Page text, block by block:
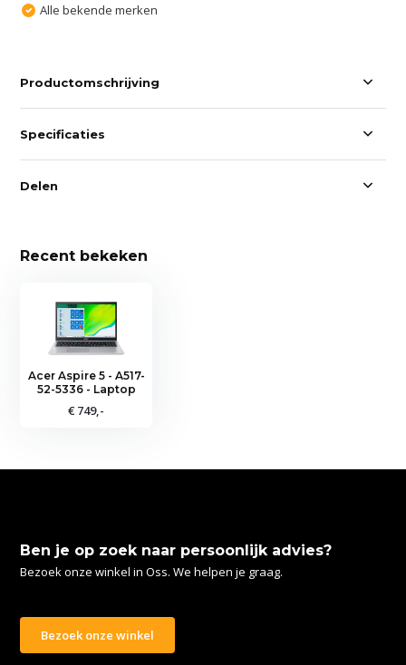
Alle bekende merken
Productomschrijving
Specificaties
Delen
Recent bekeken
Acer Aspire 5 - A517-
52-5336 - Laptop
€ 749,-
Ben je op zoek naar persoonlijk advies?
Bezoek onze winkel in Oss. We helpen je graag.
Bezoek onze winkel